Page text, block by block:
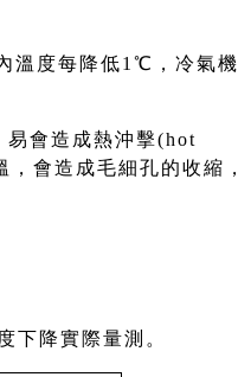
溫度每降低1℃，冷氣機
會造成熱沖擊(hot
會造成毛細孔的收縮，
下降實際量測。